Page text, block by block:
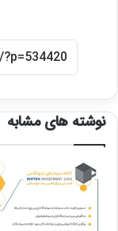
نوشته های مشابه